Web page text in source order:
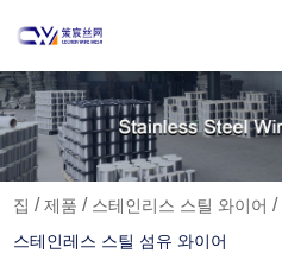
집 /제품 / 스테인리스 스틸 와이어 /
스테인레스 스틸 섬유 와이어